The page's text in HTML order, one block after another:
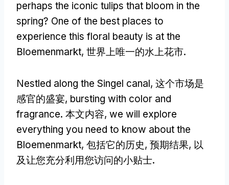
perhaps the iconic tulips that bloom in the
spring? One of the best places to
experience this floral beauty is at the
Bloemenmarkt, 世界上唯一的水上花市.
Nestled along the Singel canal, 这个市场是
感官的盛宴, bursting with color and
fragrance. 本文内容, we will explore
everything you need to know about the
Bloemenmarkt, 包括它的历史, 预期结果, 以
及让您充分利用您访问的小贴士.